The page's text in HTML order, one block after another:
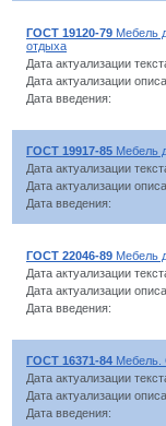
ГОСТ 19120-79 Мебель
отдыха
Дата актуализации
Дата актуализации
Дата введения:
ГОСТ 19917-85 Мебель
Дата актуализации
Дата актуализации
Дата введения:
ГОСТ 22046-89 Мебель
Дата актуализации
Дата актуализации
Дата введения:
ГОСТ 16371-84 Мебель.
Дата актуализации
Дата актуализации
Дата введения: